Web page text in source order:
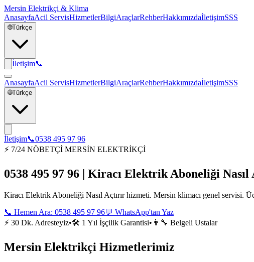
Mersin Elektrikçi & Klima
AnasayfaAcil ServisHizmetlerBilgiAraçlarRehberHakkımızdaİletişimSSS
🌐Türkçe
İletişim📞
AnasayfaAcil ServisHizmetlerBilgiAraçlarRehberHakkımızdaİletişimSSS
🌐Türkçe
İletişim📞0538 495 97 96
⚡ 7/24 NÖBETÇİ MERSİN ELEKTRİKÇİ
0538 495 97 96 | Kiracı Elektrik Aboneliği Nasıl
Kiracı Elektrik Aboneliği Nasıl Açtırır hizmeti. Mersin klimacı genel
📞 Hemen Ara: 0538 495 97 96💬 WhatsApp'tan Yaz
⚡ 30 Dk. Adresteyiz•🛠️ 1 Yıl İşçilik Garantisi• 👨‍🔧 Belgeli Ustalar
Mersin Elektrikçi Hizmetlerimiz